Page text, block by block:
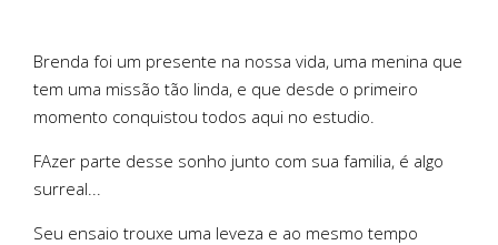
Brenda foi um presente na nossa vida, uma menina que
tem uma missão tão linda, e que desde o primeiro
momento conquistou todos aqui no estudio.
FAzer parte desse sonho junto com sua familia, é algo
surreal...
Seu ensaio trouxe uma leveza e ao mesmo tempo